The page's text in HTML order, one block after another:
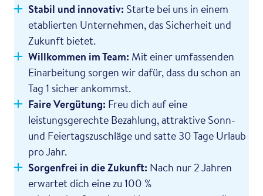
Stabil und innovativ: Starte bei uns in einem
etablierten Unternehmen, das Sicherheit und
Zukunft bietet.
Willkommen im Team: Mit einer umfassenden
Einarbeitung sorgen wir dafür, dass du schon an
Tag 1 sicher ankommst.
Faire Vergütung: Freu dich auf eine
leistungsgerechte Bezahlung, attraktive Sonn-
und Feiertagszuschläge und satte 30 Tage Urlaub
pro Jahr.
Sorgenfrei in die Zukunft: Nach nur 2 Jahren
erwartet dich eine zu 100 %